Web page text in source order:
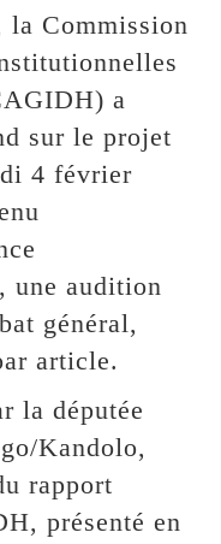
la Commission
a
sur le projet
4 février
une audition
général,
article.
la députée
Kandolo,
rapport
présenté en